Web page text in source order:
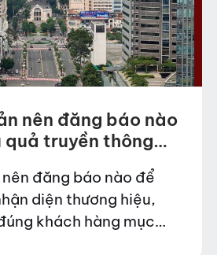
nên đăng báo nào
truyền thông
đăng báo nào để
diện thương hiệu,
khách hàng mục